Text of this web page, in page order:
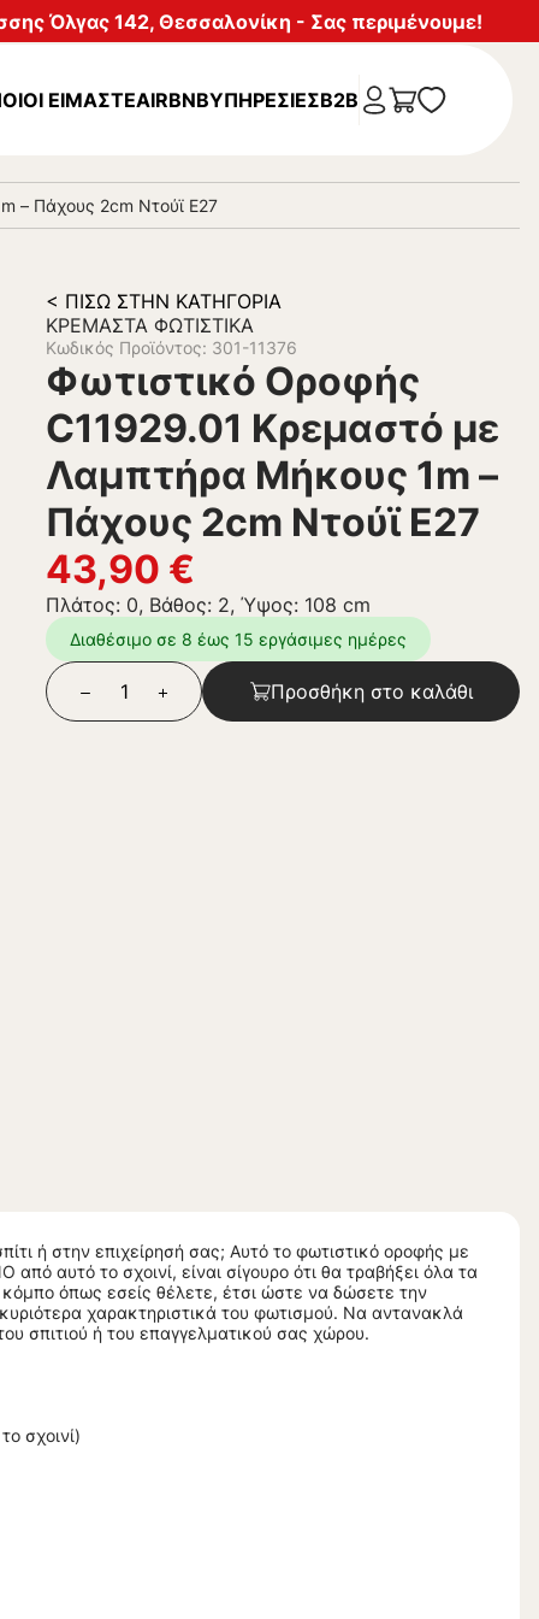
Όλγας 142, Θεσσαλονίκη - Σας περιμένουμε!
ΕΙΜΑΣΤΕAIRBNBΥΠΗΡΕΣΊΕΣB2B
– Πάχους 2cm Ντούϊ Ε27
< ΠΊΣΩ ΣΤΗΝ ΚΑΤΗΓΟΡΊΑ
ΚΡΕΜΑΣΤΆ ΦΩΤΙΣΤΙΚΆ
Κωδικός Προϊόντος: 301-11376
Φωτιστικό Οροφής
C11929.01 Κρεμαστό με
Λαμπτήρα Μήκους 1m –
Πάχους 2cm Ντούϊ Ε27
43,90 €
Πλάτος: 0, Βάθος: 2, Ύψος: 108 cm
Διαθέσιμο σε 8 έως 15 εργάσιμες ημέρες
Προσθήκη στο καλάθι
ή στην επιχείρησή σας; Αυτό το φωτιστικό οροφής με
αυτό το σχοινί, είναι σίγουρο ότι θα τραβήξει όλα τα
όπως εσείς θέλετε, έτσι ώστε να δώσετε την
χαρακτηριστικά του φωτισμού. Να αντανακλά
σπιτιού ή του επαγγελματικού σας χώρου.
σχοινί)